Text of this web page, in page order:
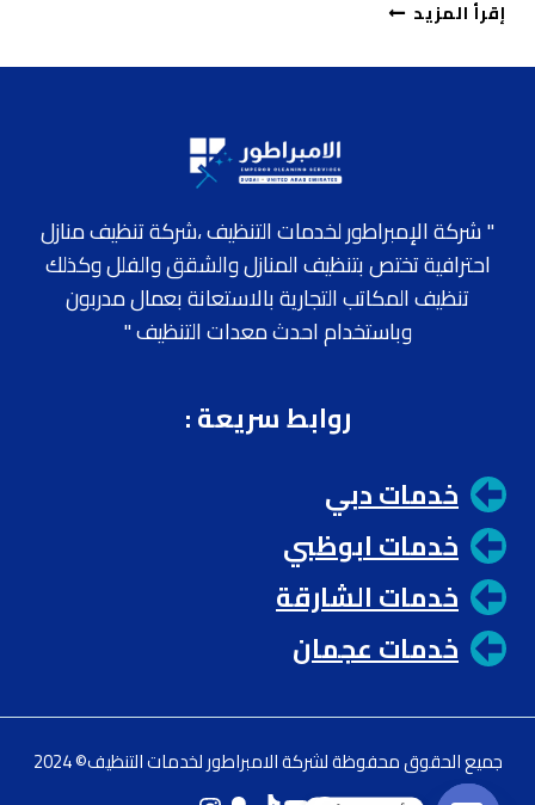
إقرأ المزيدشركة
البعوض
" شركة الإمبراطور لخدمات التنظيف ،شركة تنظيف منازل
احترافية تختص بتنظيف المنازل والشقق والفلل وكذلك
تنظيف المكاتب التجارية بالاستعانة بعمال مدربون
وباستخدام احدث معدات التنظيف "
روابط سريعة:
خدمات دبي
خدمات ابوظبي
خدمات الشارقة
خدمات عجمان
جميع الحقوق محفوظة لشركة الامبراطور لخدمات التنظيف© 2024